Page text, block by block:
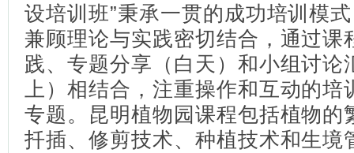
设培训班”秉承一贯的成功培训模
兼顾理论与实践密切结合，通过课
践、专题分享（白天）和小组讨论
上）相结合，注重操作和互动的
专题。昆明植物园课程包括植物
扦插、修剪技术、种植技术和生境